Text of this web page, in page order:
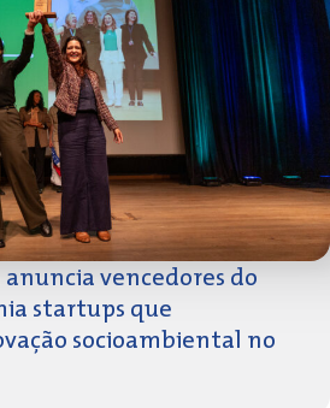
anuncia vencedores do
startups que
socioambiental no